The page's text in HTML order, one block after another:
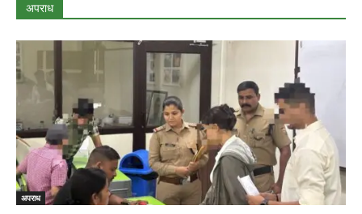
अपराध
अपराध